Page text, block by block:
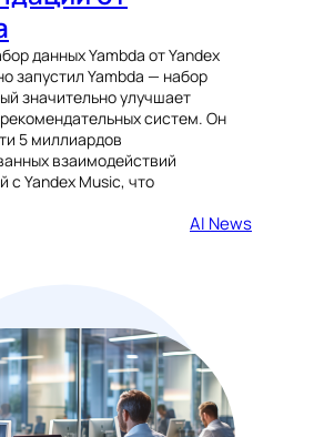
данных Yambda от Yandex
запустил Yambda — набор
значительно улучшает
систем. Он
5 миллиардов
взаимодействий
с Yandex Music, что
AI News